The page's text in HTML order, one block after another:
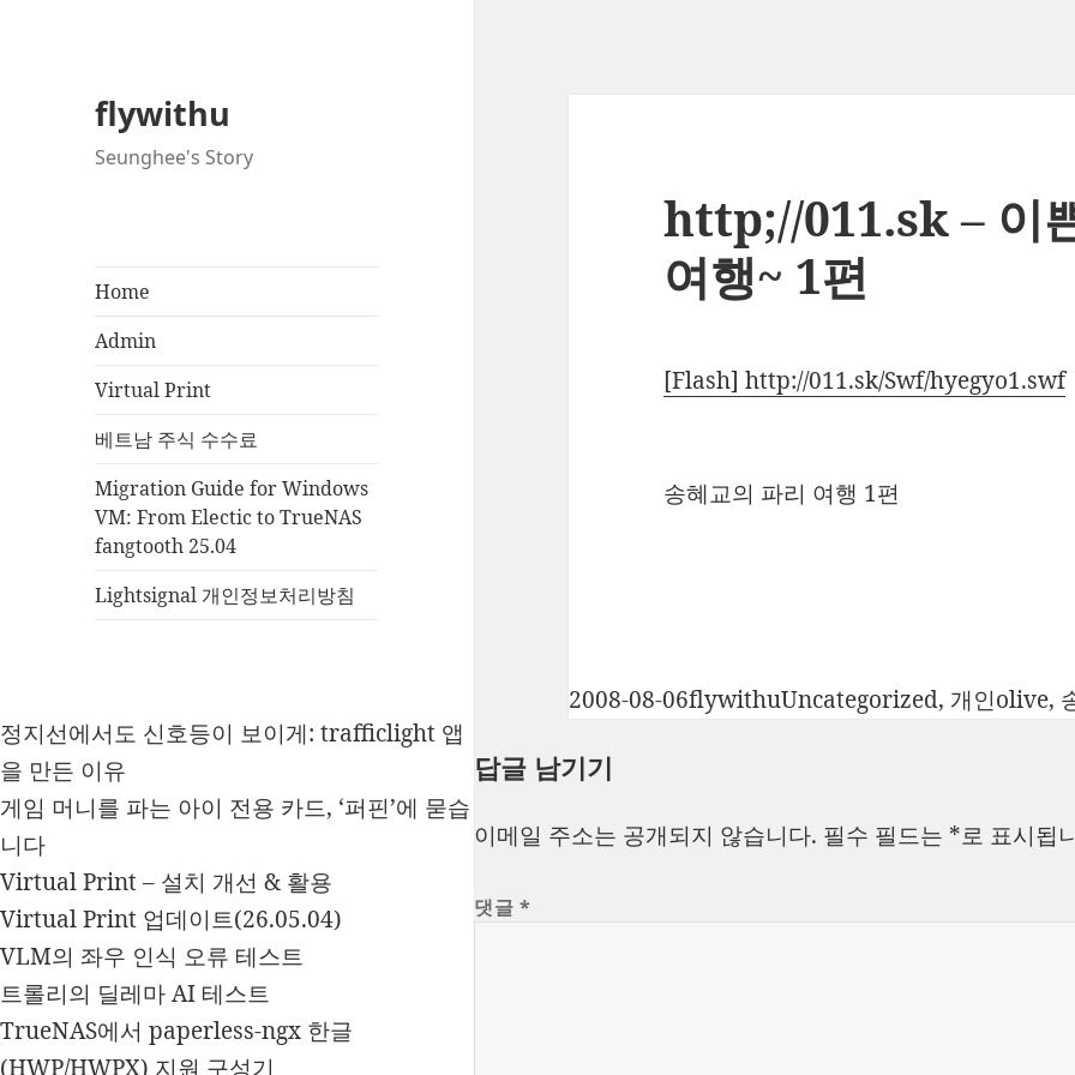
flywithu
Seunghee's Story
Home
Admin
Virtual Print
베트남 주식 수수료
Migration Guide for Windows
VM: From Electic to TrueNAS
fangtooth 25.04
Lightsignal 개인정보처리방침
정지선에서도 신호등이 보이게: trafficlight 앱
을 만든 이유
게임 머니를 파는 아이 전용 카드, ‘퍼핀’에 묻습
니다
Virtual Print – 설치 개선 & 활용
Virtual Print 업데이트(26.05.04)
VLM의 좌우 인식 오류 테스트
트롤리의 딜레마 AI 테스트
TrueNAS에서 paperless-ngx 한글
(HWP/HWPX) 지원 구성기
http;//011.sk – 이
여행~ 1편
[Flash] http://011.sk/Swf/hyegyo1.swf
송혜교의 파리 여행 1편
작
일
2008-08-06글
flywithu카
Uncategorized, 개인태
olive,
답글 남기기
이메일 주소는 공개되지 않습니다. 필수 필드는 *로 표시됩
댓글*